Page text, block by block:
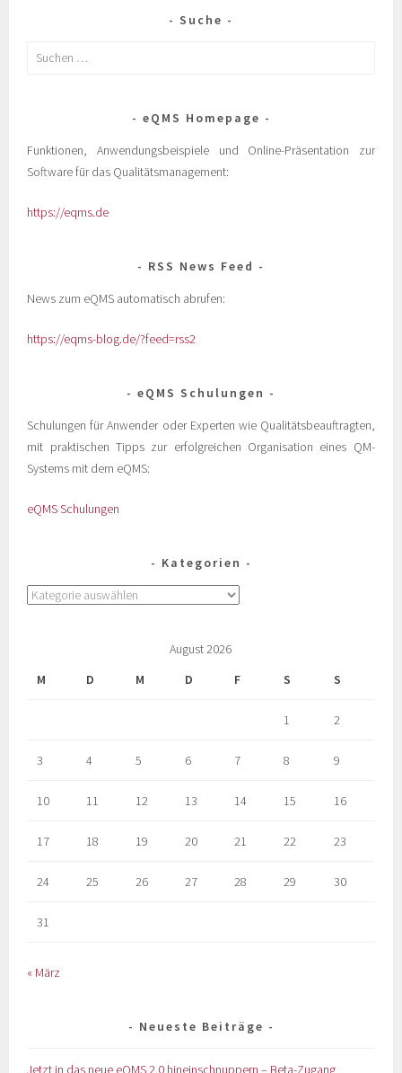
Suche
eQMS Homepage
Funktionen, Anwendungsbeispiele und Online-Präsentation zur
Software für das Qualitätsmanagement:
https://eqms.de
RSS News Feed
News zum eQMS automatisch abrufen:
https://eqms-blog.de/?feed=rss2
eQMS Schulungen
Schulungen für Anwender oder Experten wie Qualitätsbeauftragten,
mit praktischen Tipps zur erfolgreichen Organisation eines QM-
Systems mit dem eQMS:
eQMS Schulungen
Kategorien
August 2026
M
D M D F S S
1 2
3 4 5 6 7 8 9
10 11 12 13 14 15 16
17 18 19 20 21 22 23
24 25 26 27 28 29 30
31
« März
Neueste Beiträge
Jetzt in das neue eQMS 2.0 hineinschnuppern – Beta-Zugang